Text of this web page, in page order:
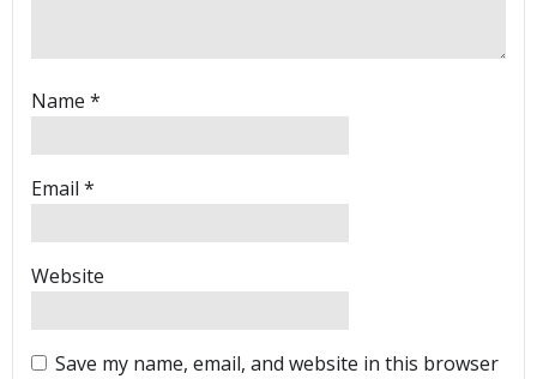
Name *
Email *
Website
Save my name, email, and website in this browser